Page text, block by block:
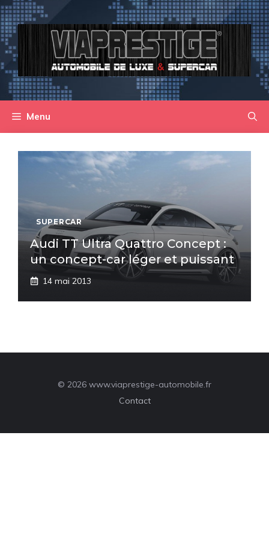
Aller
au
contenu
Menu
SUPERCAR
Audi TT Ultra Quattro Concept :
un concept-car léger et puissant
14 mai 2013
© 2026 www.viaprestige-automobile.fr
Contact